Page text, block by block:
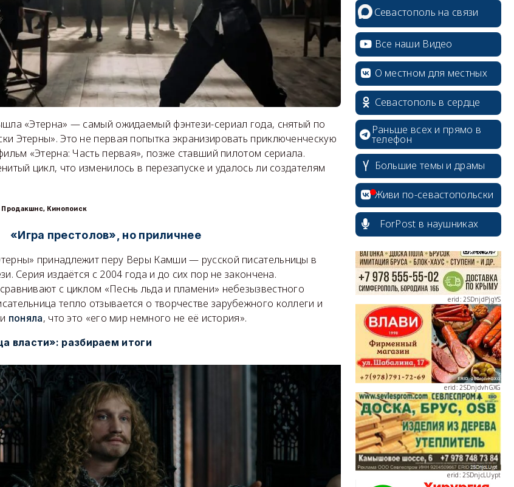
«Этерна» — самый ожидаемый фэнтези-сериал года, снятый по
Этерны». Это не первая попытка экранизировать приключенческую
«Этерна: Часть первая», позже ставший пилотом сериала.
цикл, что изменилось в перезапуске и удалось ли создателям
Кинопоиск
«Игра престолов», но приличнее
принадлежит перу Веры Камши — русской писательницы в
Серия издаётся с 2004 года и до сих пор не закончена.
с циклом «Песнь льда и пламени» небезызвестного
тепло отзывается о творчестве зарубежного коллеги и
поняла, что это «его мир немного не её история».
власти»: разбираем итоги
Севастополь на связи
Все наши Видео
О местном для местных
Севастополь в сердце
Раньше всех и прямо в
телефон
Большие темы и драмы
Живи по-севастопольски
ForPost в наушниках
erid: 2SDnjcrDNw6
erid: 2SDnjdPjgYS
erid: 2SDnjdvhGXG
erid: 2SDnjcLUypt